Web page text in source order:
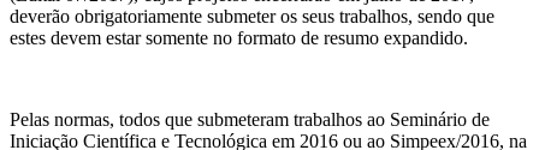
deverão obrigatoriamente submeter os seus trabalhos, sendo que
estes devem estar somente no formato de resumo expandido.
Pelas normas, todos que submeteram trabalhos ao Seminário de
Iniciação Científica e Tecnológica em 2016 ou ao Simpeex/2016, na